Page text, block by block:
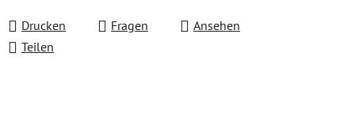
Drucken Fragen
Ansehen
Teilen